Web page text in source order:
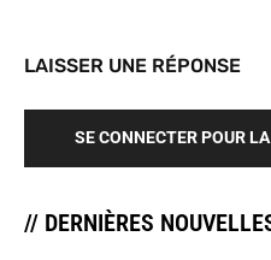
LAISSER UNE RÉPONSE
SE CONNECTER POUR
// DERNIÈRES